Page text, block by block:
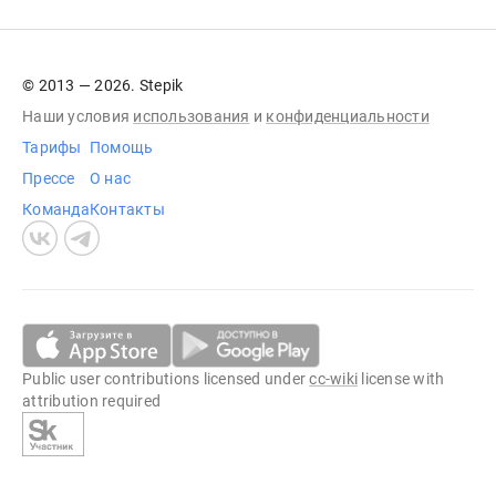
© 2013 — 2026. Stepik
Наши условия использования и конфиденциальности
Тарифы
Прессе
Команда
Помощь
О нас
Контакты
Public user contributions licensed undercc-wiki license with
attribution required